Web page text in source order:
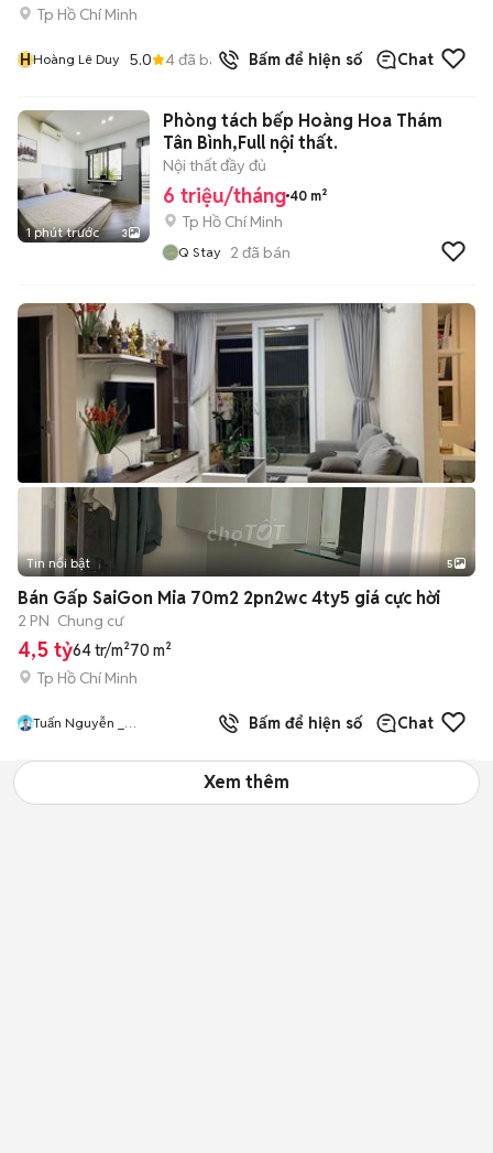
Tp Hồ Chí Minh
HHoàng Lê Duy 5.0 4đã bán Bấm để hiện số Chat
1 phút trước 3
Phòng tách bếp Hoàng Hoa Thám
Tân Bình,Full nội thất.
Nội thất đầy đủ
6 triệu/tháng 40 m²
Tp Hồ Chí Minh
Q Stay 2 đã bán
Tin nổi bật 5
Bán Gấp SaiGon Mia 70m2 2pn2wc 4ty5 giá cực hời
2 PN Chung cư
4,5 tỷ64 tr/m²70 m²
Tp Hồ Chí Minh
Tuấn Nguyễn _
Bấm để hiện số Chat
Xem thêm